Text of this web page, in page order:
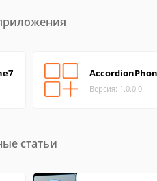
Версия: 1.0.0.0
статьи